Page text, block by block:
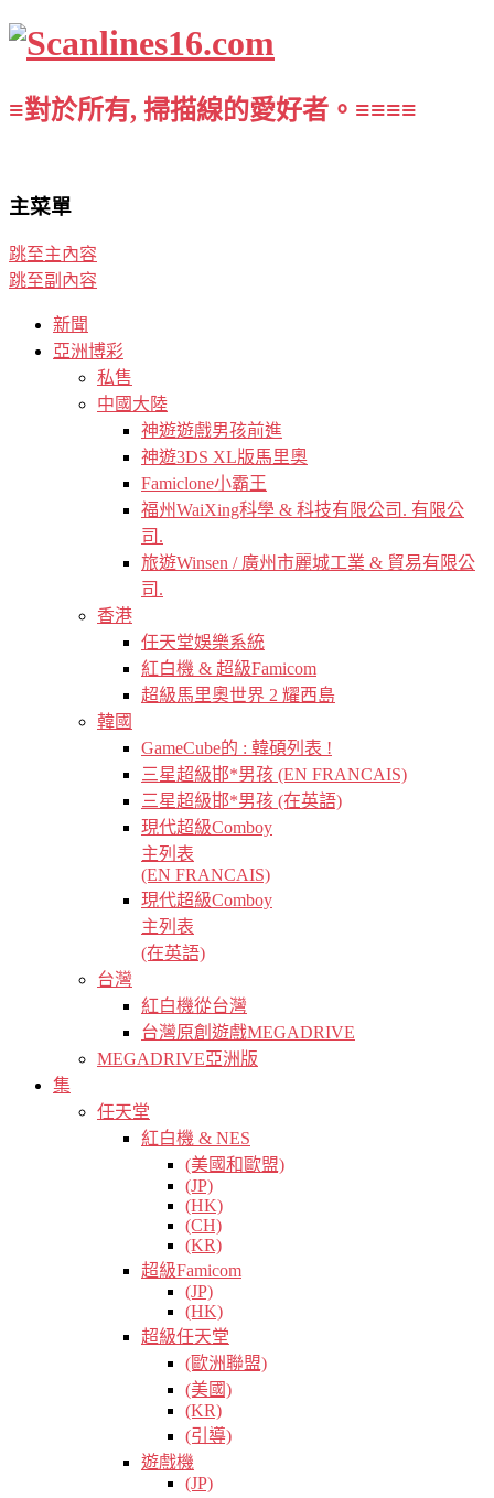
≡對於所有, 掃描線的愛好者。≡≡≡≡
主菜單
跳至主內容
跳至副內容
新聞
亞洲博彩
私售
中國大陸
神遊遊戲男孩前進
神遊3DS XL版馬里奧
Famiclone小霸王
福州WaiXing科學 & 科技有限公司. 有限公
司.
旅遊Winsen / 廣州市麗城工業 & 貿易有限公
司.
香港
任天堂娛樂系統
紅白機 & 超級Famicom
超級馬里奧世界 2 耀西島
韓國
GameCube的 : 韓碩列表 !
三星超級邯*男孩 (EN FRANCAIS)
三星超級邯*男孩 (在英語)
現代超級Comboy
主列表
(EN FRANCAIS)
現代超級Comboy
主列表
(在英語)
台灣
紅白機從台灣
台灣原創遊戲MEGADRIVE
MEGADRIVE亞洲版
集
任天堂
紅白機 & NES
(美國和歐盟)
(JP)
(HK)
(CH)
(KR)
超級Famicom
(JP)
(HK)
超級任天堂
(歐洲聯盟)
(美國)
(KR)
(引導)
遊戲機
(JP)